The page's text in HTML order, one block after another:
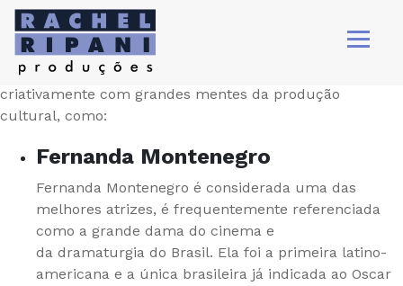
Parceiros.
Em anos dentro da economia criativa, Rachel já interagiu
criativamente com grandes mentes da produção
cultural, como:
Fernanda Montenegro
Fernanda Montenegro é considerada uma das
melhores atrizes, é frequentemente referenciada
como a grande dama do cinema e
da dramaturgia do Brasil. Ela foi a primeira latino-
americana e a única brasileira já indicada ao Oscar